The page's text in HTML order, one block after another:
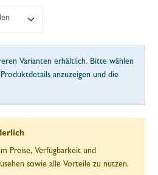
Varianten erhältlich. Bitte wählen
anzuzeigen und die
Preise, Verfügbarkeit und
sowie alle Vorteile zu nutzen.